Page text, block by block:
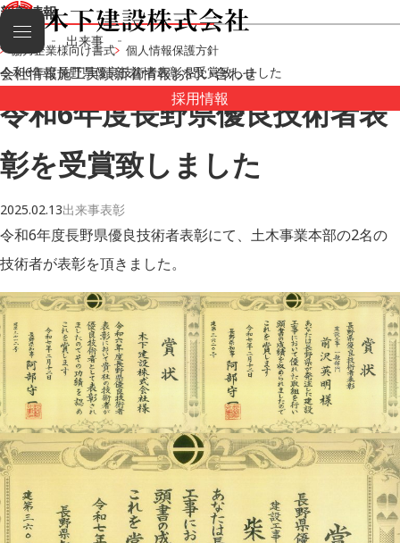
協力企業様向け書式 個人情報保護方針
会社情報施工実績新着情報お問い合わせ
採用情報
新着情報
HOME
出来事
令和6年度長野県優良技術者表彰を受賞致しました
令和6年度長野県優良技術者表
彰を受賞致しました
2025.02.13出来事表彰
令和6年度長野県優良技術者表彰にて、土木事業本部の2名の
技術者が表彰を頂きました。